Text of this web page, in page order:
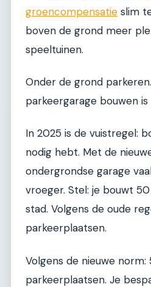
groencompensatie slim
boven de grond meer
speeltuinen.
Onder de grond
parkeergarage bouwen is
In 2025 is de vuistregel:
nodig hebt. Met de
ondergrondse garage
vroeger. Stel: je bouwt
stad. Volgens de oude
parkeerplaatsen.
Volgens de nieuwe norm:
parkeerplaatsen. Je